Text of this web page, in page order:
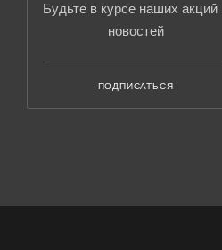
Будьте в курсе наших акций
новостей
ПОДПИСАТЬСЯ